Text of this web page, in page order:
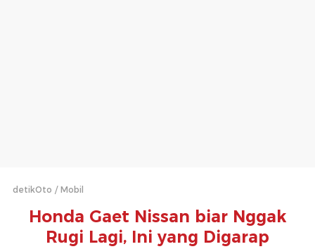
detikOto Mobil
Honda Gaet Nissan biar Nggak
Rugi Lagi, Ini yang Digarap